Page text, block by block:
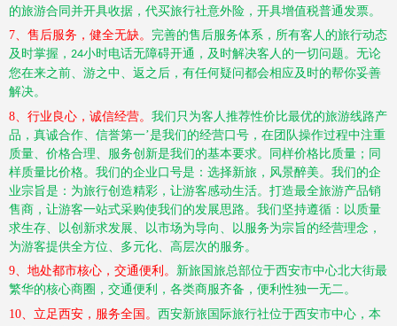
的旅游合同并开具收据，代买旅行社意外险，开具增值税普通发票。
7、售后服务，健全无缺。 完善的售后服务体系，所有客人的旅行动态
及时掌握， 24小时电话无障碍开通，及时解决客人的一切问题。无论
您在来之前、游之中、返之后，有任何疑问都会相应及时的帮你妥善
解决。
8、行业良心，诚信经营。 我们只为客人推荐性价比最优的旅游线路产
品，真诚合作、信誉第一’是我们的经营口号，在团队操作过程中注重
质量、价格合理、服务创新是我们的基本要求。同样价格比质量；同
样质量比价格。我们的企业口号是：选择新旅，风景醉美。我们的企
业宗旨是：为旅行创造精彩，让游客感动生活。打造最全旅游产品销
售商，让游客一站式采购使我们的发展思路。我们坚持遵循：以质量
求生存、以创新求发展、以市场为导向、以服务为宗旨的经营理念，
为游客提供全方位、多元化、高层次的服务。
9、地处都市核心，交通便利。 新旅国旅总部位于西安市中心北大街最
繁华的核心商圈，交通便利，各类商服齐备，便利性独一无二。
10、立足西安，服务全国。 西安新旅国际旅行社位于西安市中心，本